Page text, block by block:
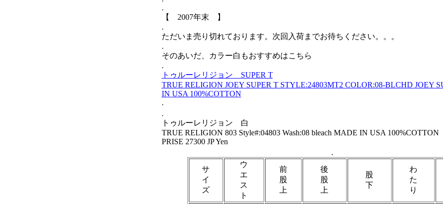
.
【 2007年末 】
.
ただいま売り切れております。次回入荷までお待ちください。。。
.
そのあいだ、カラー白もおすすめはこちら
.
トゥルーレリジョン SUPER T
TRUE RELIGION JOEY SUPER T STYLE:24803MT2 COLOR:08-BLCHD JOEY
IN USA 100%COTTON
.
.
トゥルーレリジョン 白
TRUE RELIGION 803 Style#:04803 Wash:08 bleach MADE IN USA 100%COTTON
PRISE 27300 JP Yen
.
サ
イ
ズ
ウ
エ
ス
ト
前
股
上
後
股
上
股
下
わ
た
り